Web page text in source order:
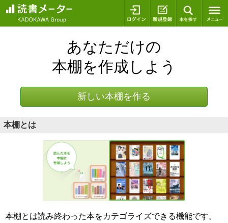
ログイン 新規登録
あなただけの
本棚を作成しよう
新しい本棚を作る
本棚とは
本棚とは読み終わった本をカテゴライズできる機能です。